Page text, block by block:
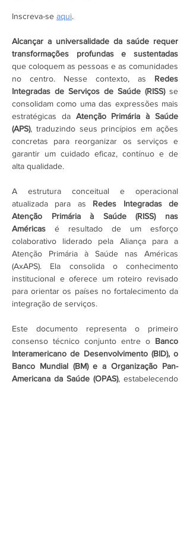
Inscreva-se aqui.
Alcançar a universalidade da saúde requer
transformações profundas e sustentadas
que coloquem as pessoas e as comunidades
no centro. Nesse contexto, as Redes
Integradas de Serviços de Saúde (RISS) se
consolidam como uma das expressões mais
estratégicas da Atenção Primária à Saúde
(APS), traduzindo seus princípios em ações
concretas para reorganizar os serviços e
garantir um cuidado eficaz, contínuo e de
alta qualidade.
A estrutura conceitual e operacional
atualizada para as Redes Integradas de
Atenção Primária à Saúde (RISS) nas
Américas é resultado de um esforço
colaborativo liderado pela Aliança para a
Atenção Primária à Saúde nas Américas
(AxAPS). Ela consolida o conhecimento
institucional e oferece um roteiro revisado
para orientar os países no fortalecimento da
integração de serviços.
Este documento representa o primeiro
consenso técnico conjunto entre o Banco
Interamericano de Desenvolvimento (BID), o
Banco Mundial (BM) e a Organização Pan-
Americana da Saúde (OPAS), estabelecendo